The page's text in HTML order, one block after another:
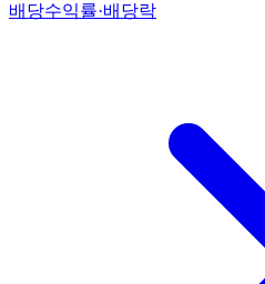
배당수익률·배당락